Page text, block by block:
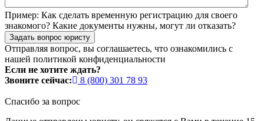
Пример: Как сделать временную регистрацию для своего
знакомого? Какие документы нужны, могут ли отказать?
Задать вопрос юристу
Отправляя вопрос, вы соглашаетесь, что ознакомились с
нашей политикой конфиденциальности
Если не хотите ждать?
Звоните сейчас:
8 (800) 301 78 93
Спасибо за вопрос